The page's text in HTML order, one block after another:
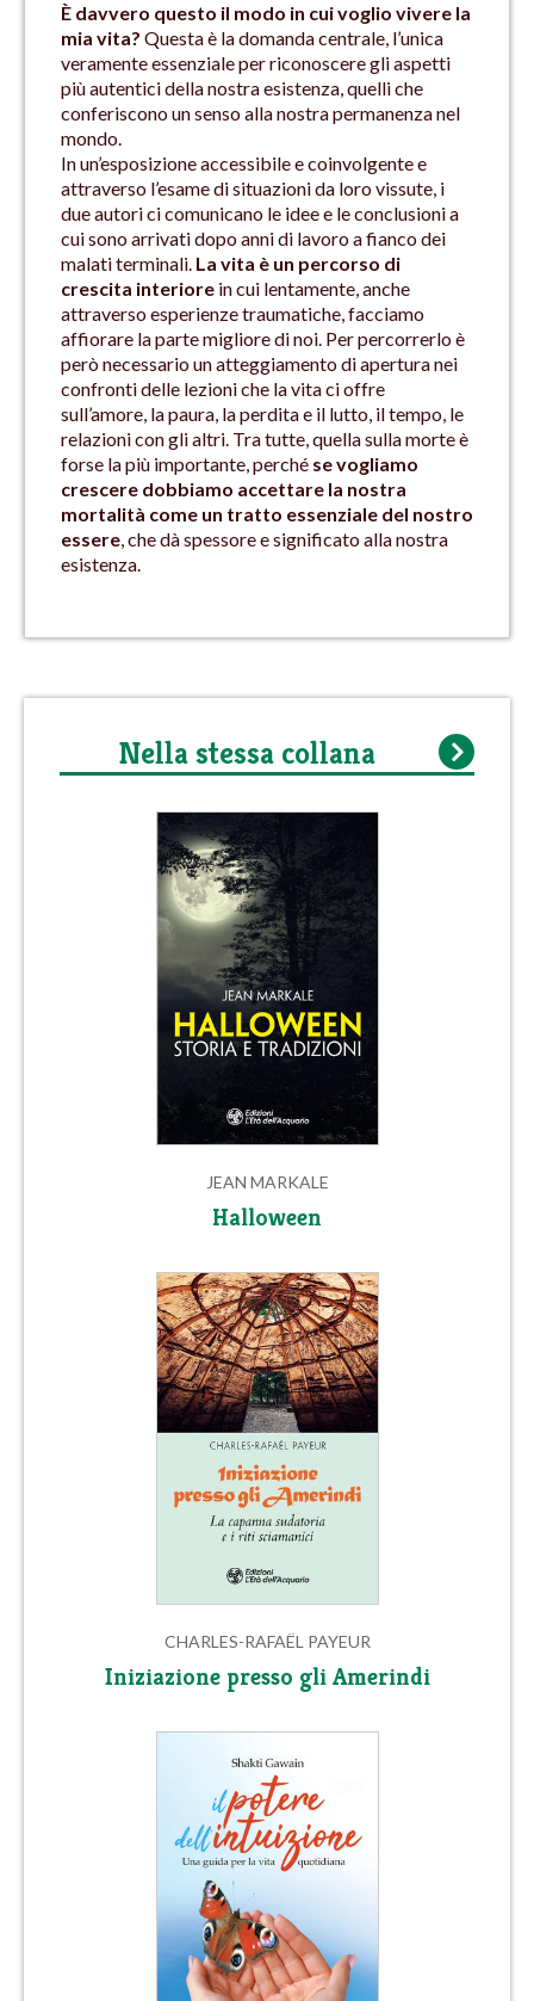
È davvero questo il modo in cui voglio vivere la
mia vita? Questa è la domanda centrale, l’unica
veramente essenziale per riconoscere gli aspetti
più autentici della nostra esistenza, quelli che
conferiscono un senso alla nostra permanenza nel
mondo.
In un’esposizione accessibile e coinvolgente e
attraverso l’esame di situazioni da loro vissute, i
due autori ci comunicano le idee e le conclusioni a
cui sono arrivati dopo anni di lavoro a fianco dei
malati terminali. La vita è un percorso di
crescita interiore in cui lentamente, anche
attraverso esperienze traumatiche, facciamo
affiorare la parte migliore di noi. Per percorrerlo è
però necessario un atteggiamento di apertura nei
confronti delle lezioni che la vita ci offre
sull’amore, la paura, la perdita e il lutto, il tempo, le
relazioni con gli altri. Tra tutte, quella sulla morte è
forse la più importante, perché se vogliamo
crescere dobbiamo accettare la nostra
mortalità come un tratto essenziale del nostro
essere, che dà spessore e significato alla nostra
esistenza.
Nella stessa collana
JEAN MARKALE
Halloween
CHARLES-RAFAËL PAYEUR
Iniziazione presso gli Amerindi